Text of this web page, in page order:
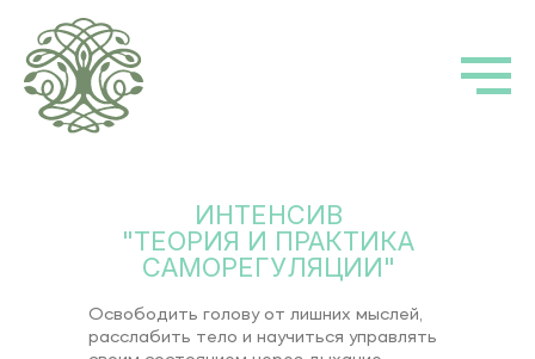
Освободить голову от лишних мыслей,
расслабить тело и научиться управлять
ИНТЕНСИВ
"ТЕОРИЯ И ПРАКТИКА
САМОРЕГУЛЯЦИИ"